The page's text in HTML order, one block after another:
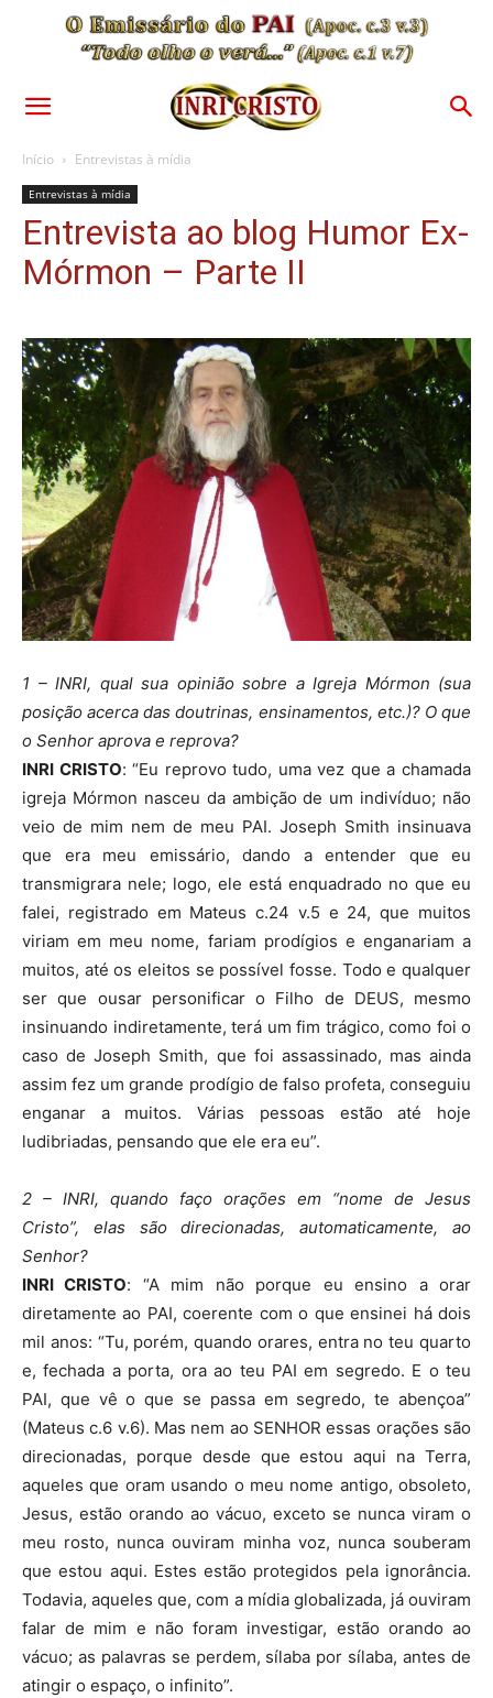
Início Entrevistas à mídia
Entrevistas à mídia
Entrevista ao blog Humor Ex-
Mórmon – Parte II
1 – INRI, qual sua opinião sobre a Igreja Mórmon (sua
posição acerca das doutrinas, ensinamentos, etc.)? O que
o Senhor aprova e reprova?
INRI CRISTO: “Eu reprovo tudo, uma vez que a chamada
igreja Mórmon nasceu da ambição de um indivíduo; não
veio de mim nem de meu PAI. Joseph Smith insinuava
que era meu emissário, dando a entender que eu
transmigrara nele; logo, ele está enquadrado no que eu
falei, registrado em Mateus c.24 v.5 e 24, que muitos
viriam em meu nome, fariam prodígios e enganariam a
muitos, até os eleitos se possível fosse. Todo e qualquer
ser que ousar personificar o Filho de DEUS, mesmo
insinuando indiretamente, terá um fim trágico, como foi o
caso de Joseph Smith, que foi assassinado, mas ainda
assim fez um grande prodígio de falso profeta, conseguiu
enganar a muitos. Várias pessoas estão até hoje
ludibriadas, pensando que ele era eu”.
2 – INRI, quando faço orações em “nome de Jesus
Cristo”, elas são direcionadas, automaticamente, ao
Senhor?
INRI CRISTO: “A mim não porque eu ensino a orar
diretamente ao PAI, coerente com o que ensinei há dois
mil anos: “Tu, porém, quando orares, entra no teu quarto
e, fechada a porta, ora ao teu PAI em segredo. E o teu
PAI, que vê o que se passa em segredo, te abençoa”
(Mateus c.6 v.6). Mas nem ao SENHOR essas orações são
direcionadas, porque desde que estou aqui na Terra,
aqueles que oram usando o meu nome antigo, obsoleto,
Jesus, estão orando ao vácuo, exceto se nunca viram o
meu rosto, nunca ouviram minha voz, nunca souberam
que estou aqui. Estes estão protegidos pela ignorância.
Todavia, aqueles que, com a mídia globalizada, já ouviram
falar de mim e não foram investigar, estão orando ao
vácuo; as palavras se perdem, sílaba por sílaba, antes de
atingir o espaço, o infinito”.